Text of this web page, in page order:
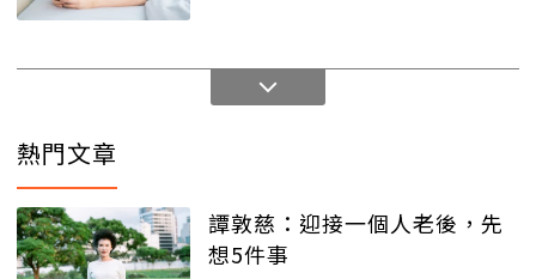
熱門文章
譚敦慈：迎接一個人老後，先
想5件事